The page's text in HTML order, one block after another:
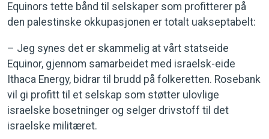
Equinors tette bånd til selskaper som profitterer på
den palestinske okkupasjonen er totalt uakseptabelt:
– Jeg synes det er skammelig at vårt statseide
Equinor, gjennom samarbeidet med israelsk-eide
Ithaca Energy, bidrar til brudd på folkeretten. Rosebank
vil gi profitt til et selskap som støtter ulovlige
israelske bosetninger og selger drivstoff til det
israelske militæret.